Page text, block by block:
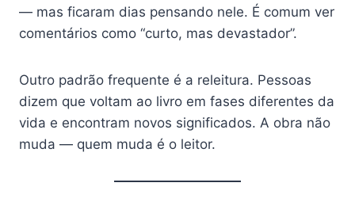
— mas ficaram dias pensando nele. É comum ver
comentários como “curto, mas devastador”.
Outro padrão frequente é a releitura. Pessoas
dizem que voltam ao livro em fases diferentes da
vida e encontram novos significados. A obra não
muda — quem muda é o leitor.